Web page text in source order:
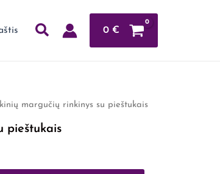
0 €
margučių rinkinys su pieštukais
pieštukais